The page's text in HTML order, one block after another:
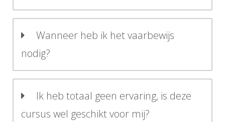
Wanneer heb ik het vaarbewijs
nodig?
Ik heb totaal geen ervaring, is deze
cursus wel geschikt voor mij?